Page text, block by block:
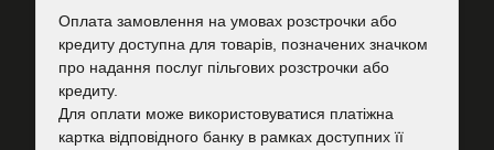
Оплата замовлення на умовах розстрочки або
кредиту доступна для товарів, позначених значком
про надання послуг пільгових розстрочки або
кредиту.
Для оплати може використовуватися платіжна
картка відповідного банку в рамках доступних її